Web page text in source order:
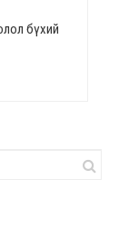
бүхий